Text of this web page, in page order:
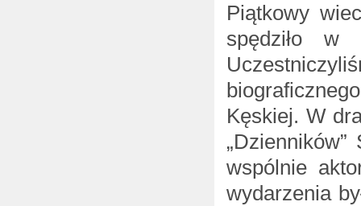
Piątkowy
spędziło w
Kęskiej. W
wspólnie
wydarzenia